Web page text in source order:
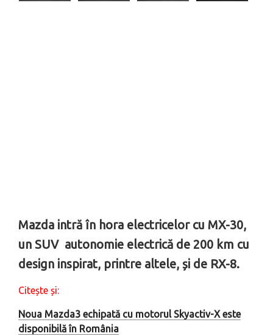
Mazda intră în hora electricelor cu MX-30,
un SUV autonomie electrică de 200 km cu
design inspirat, printre altele, și de RX-8.
Citește și:
Noua Mazda3 echipată cu motorul Skyactiv-X este
disponibilă în România